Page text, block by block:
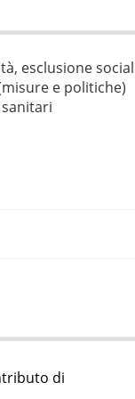
esclusione
e politiche)
di